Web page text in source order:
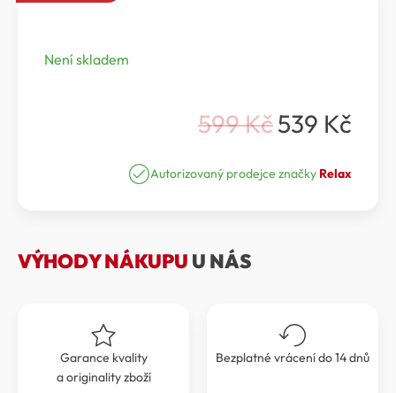
Není skladem
599Kč
Původní
byla:
539 Kč
Aktuální
je:
Autorizovaný prodejce značky Relax
VÝHODY NÁKUPU U NÁS
Garance kvality
a originality zboží
Bezplatné vrácení do 14 dnů